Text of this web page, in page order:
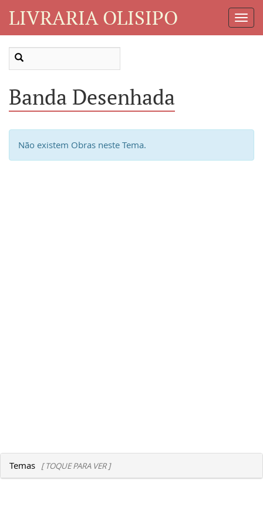
LIVRARIA OLISIPO
Banda Desenhada
Não existem Obras neste Tema.
Temas [ TOQUE PARA VER ]